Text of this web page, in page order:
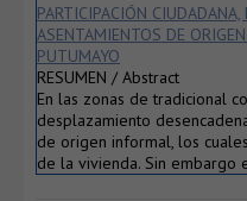
PARTICIPACIÓN CIUDADANA,
ASENTAMIENTOS DE
PUTUMAYO
RESUMEN / Abstract
En las zonas de tradicional
desplazamiento
de origen informal, los
de la vivienda. Sin embargo